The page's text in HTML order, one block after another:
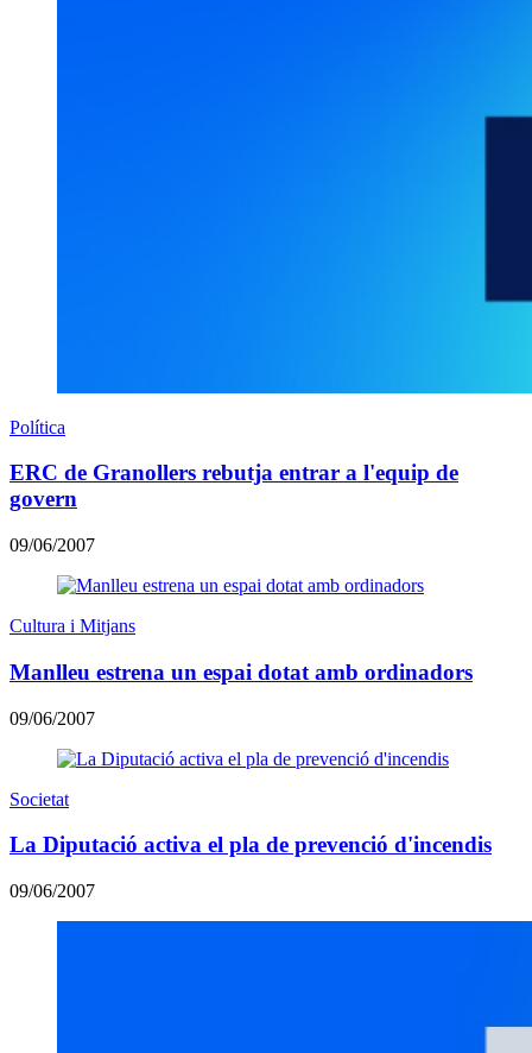
Política
ERC de Granollers rebutja entrar a l'equip de
govern
09/06/2007
Cultura i Mitjans
Manlleu estrena un espai dotat amb ordinadors
09/06/2007
Societat
La Diputació activa el pla de prevenció d'incendis
09/06/2007